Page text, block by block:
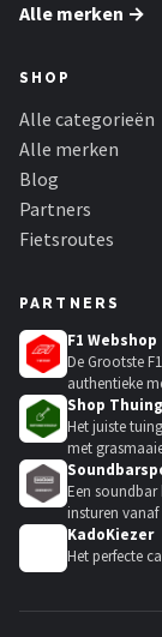
Alle merken →
SHOP
Alle categorieën
Alle merken
Blog
Partners
Fietsroutes
PARTNERS
F1 Webshop
De Grootste
authentieke
Shop
Het juiste
met
Een soundbar
insturen vanaf
KadoKiezer
Het perfecte